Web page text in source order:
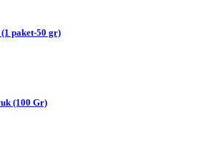
paket-50 gr)
(100 Gr)